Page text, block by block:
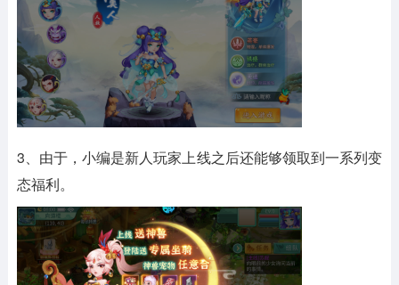
3、由于，小编是新人玩家上线之后还能够领取到一系列变
态福利。